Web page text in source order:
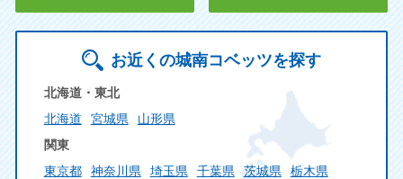
お近くの城南コベッツを探す
北海道・東北
北海道
宮城県
山形県
関東
東京都
神奈川県 埼玉県 千葉県 茨城県
栃木県